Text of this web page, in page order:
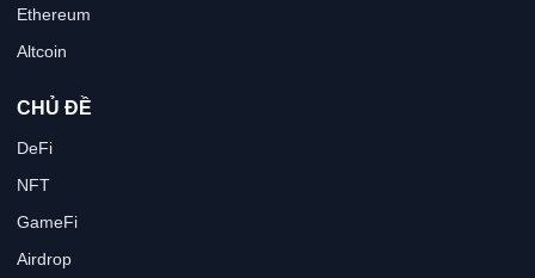
Ethereum
Altcoin
CHỦ ĐỀ
DeFi
NFT
GameFi
Airdrop